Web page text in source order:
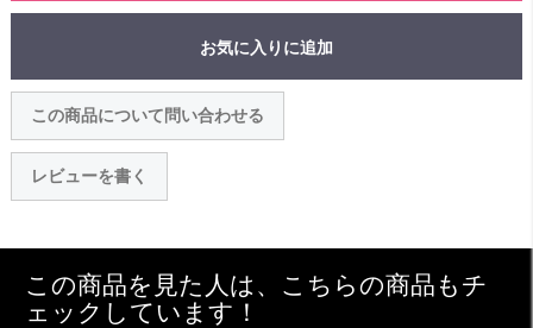
お気に入りに追加
この商品について問い合わせる
レビューを書く
この商品を見た人は、こちらの商品もチ
ェックしています！